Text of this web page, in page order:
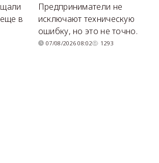
в
Предприниматели не
исключают техническую
ошибку, но это не точно.
07/08/2026 08:02 1293